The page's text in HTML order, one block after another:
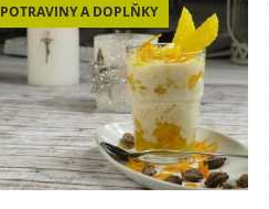
POTRAVINY A DOPLŇKY